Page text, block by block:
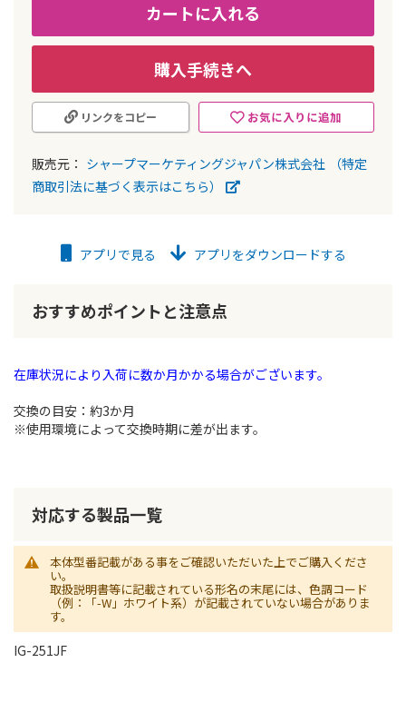
カートに入れる
購入手続きへ
お気に入りに追加
リンクをコピー
販売元： シャープマーケティングジャパン株式会社
（特定
商取引法に基づく表示はこちら）
アプリで見る アプリをダウンロードする
おすすめポイントと注意点
在庫状況により入荷に数か月かかる場合がございます。
交換の目安：約3か月
※使用環境によって交換時期に差が出ます。
対応する製品一覧
本体型番記載がある事をご確認いただいた上でご購入くださ
い。
取扱説明書等に記載されている形名の末尾には、色調コード
（例：「-W」ホワイト系）が記載されていない場合がありま
す。
IG-251JF